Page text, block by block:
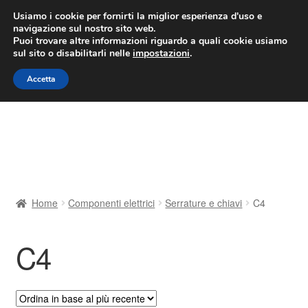
CONSEGNA da 7 EUR
Lun-Ven 9:00 - 16:00/800 580 290
Vai
alla
navigazione
Vai
al
contenuto
Contatto
Il mio account
Home Componenti elettrici Serrature e chiavi C4
C4
Usiamo i cookie per fornirti la miglior esperienza d'uso e
navigazione sul nostro sito web.
Puoi trovare altre informazioni riguardo a quali cookie usiamo
sul sito o disabilitarli nelle impostazioni.
Accetta